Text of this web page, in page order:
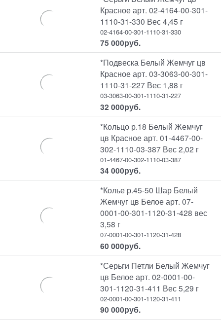
Красное арт. 02-4164-00-301-
1110-31-330 Вес 4,45 г
02-4164-00-301-1110-31-330
75 000руб.
*Подвеска Белый Жемчуг цв
Красное арт. 03-3063-00-301-
1110-31-227 Вес 1,88 г
03-3063-00-301-1110-31-227
32 000руб.
*Кольцо р.18 Белый Жемчуг
цв Красное арт. 01-4467-00-
302-1110-03-387 Вес 2,02 г
01-4467-00-302-1110-03-387
34 000руб.
*Колье р.45-50 Шар Белый
Жемчуг цв Белое арт. 07-
0001-00-301-1120-31-428 вес
3,58 г
07-0001-00-301-1120-31-428
60 000руб.
*Серьги Петли Белый Жемчуг
цв Белое арт. 02-0001-00-
301-1120-31-411 Вес 5,29 г
02-0001-00-301-1120-31-411
90 000руб.